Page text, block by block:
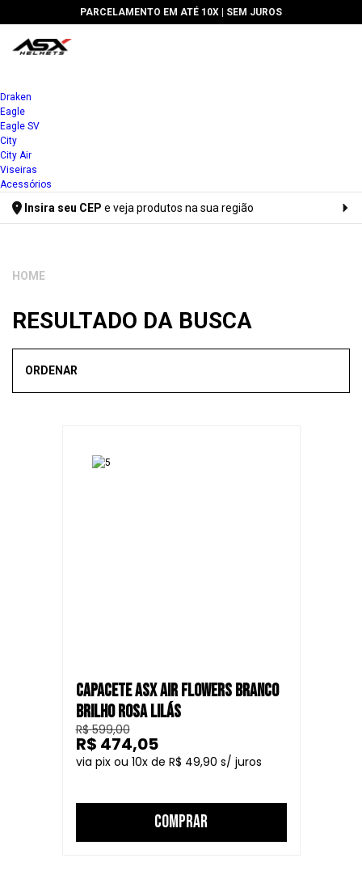
🔥 5% DE DESCONTO PARA PAGAMENTOS À VISTA OU VIA PIX
Draken
Eagle
Eagle SV
City
City Air
Viseiras
Acessórios
Insira seu CEP e veja produtos na sua região
RESULTADO DA BUSCA
ORDENAR
Menor Preço
CAPACETE ASX AIR FLOWERS BRANCO
BRILHO ROSA LILÁS
R$ 599,00
10
R$ 49,90
R$ 474,05
COMPRAR